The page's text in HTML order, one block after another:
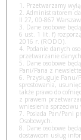
1. Przetwarzamy
2. Administratorem
II 27, 00-867
3. Dane osobowe
6 ust. 1 lit. f)
2016 r. (RODO).
4. Podanie danych
przetwarzanie
5. Dane osobowe
Pani/Pana z
6. Przysługuje Panu/
sprostowania,
także prawo do
z prawem
wniesienia sprzeciwu
7. Posiada Pan/Pani
Osobowych.
8. Dane osobowe
dostawcom usług